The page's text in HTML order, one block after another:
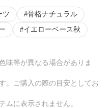
ツ
骨格ナチュラル
イエローベース秋
味等が異なる場合がありま
。ご購入の際の目安としてお
ムに表示されません。